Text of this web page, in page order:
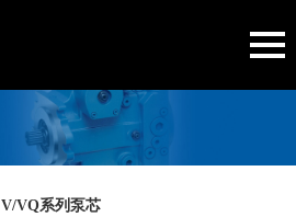
V/VQ系列泵芯